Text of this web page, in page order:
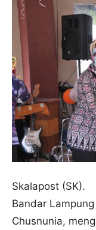
Skalapost (SK).
Bandar
Chusnunia,